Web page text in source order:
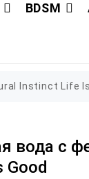
BDSM
Instinct Life Is
вода с